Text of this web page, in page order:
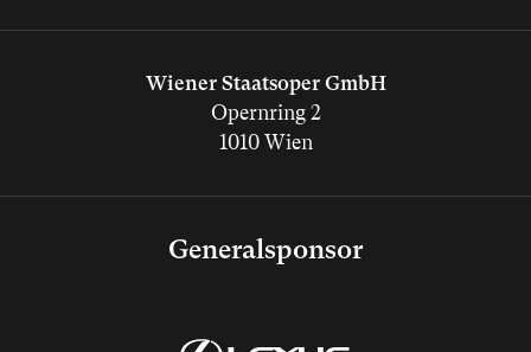
Generalsponsor
Wiener Staatsoper GmbH
Opernring 2
1010 Wien